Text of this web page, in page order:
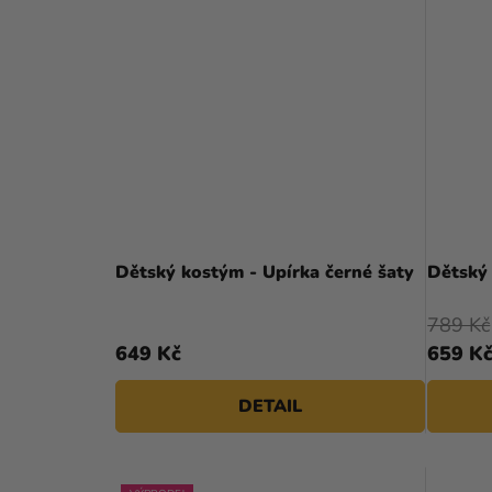
Dětský kostým - Upírka černé šaty
649 Kč
DETAIL
659 Kč
789 Kč